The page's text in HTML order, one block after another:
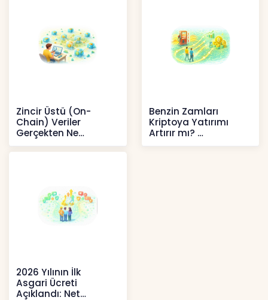
Zincir Üstü (On-
Chain) Veriler
Gerçekten Ne
Anlatır?
Kripto
Benzin Zamları
Kriptoya Yatırımı
Artırır mı?
Kripto
2026 Yılının İlk
Asgari Ücreti
Açıklandı: Net